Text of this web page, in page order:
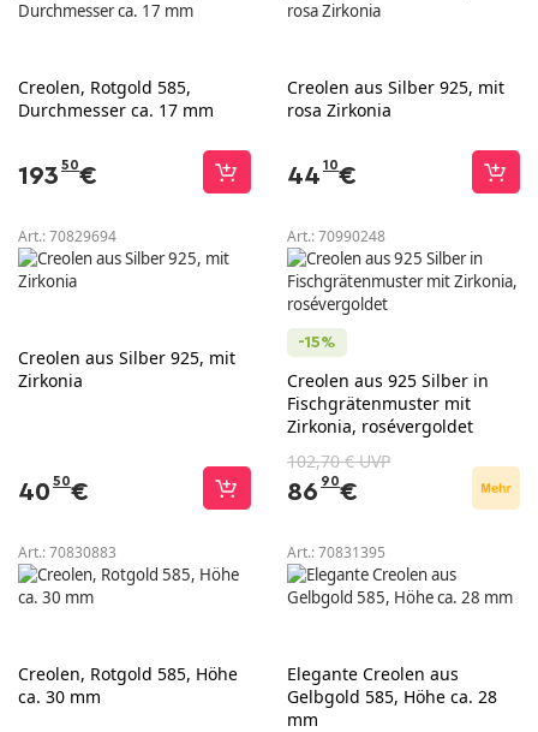
Creolen, Rotgold 585,
Durchmesser ca. 17 mm
193 50€
Creolen aus Silber 925, mit
rosa Zirkonia
44 10€
Art.:70829694
Creolen aus Silber 925, mit
Zirkonia
40 50€
Art.:70990248
-15%
Creolen aus 925 Silber in
Fischgrätenmuster mit
Zirkonia, rosévergoldet
102,70 € UVP
86 90€
Art.:70830883
Creolen, Rotgold 585, Höhe
ca. 30 mm
Art.:70831395
Elegante Creolen aus
Gelbgold 585, Höhe ca. 28
mm